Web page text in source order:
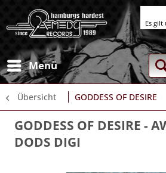
Menü
Übersicht GODDESS OF DESIRE
GODDESS OF DESIRE -
DODS DIGI
Es gilt